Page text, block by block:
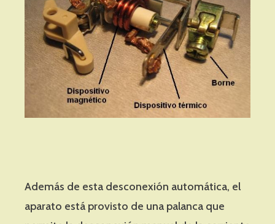
Además de esta desconexión automática, el
aparato está provisto de una palanca que